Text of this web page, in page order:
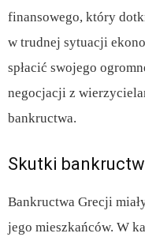
finansowego, który
w trudnej sytuacji
spłacić swojego
negocjacji z
bankructwa.
Skutki
Bankructwa Grecji
jego mieszkańców. W